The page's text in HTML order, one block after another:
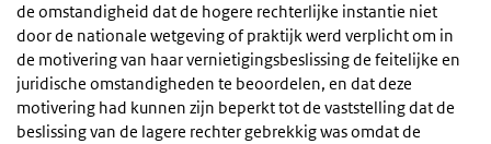
de omstandigheid dat de hogere rechterlijke instantie niet
door de nationale wetgeving of praktijk werd verplicht om in
de motivering van haar vernietigingsbeslissing de feitelijke en
juridische omstandigheden te beoordelen, en dat deze
motivering had kunnen zijn beperkt tot de vaststelling dat de
beslissing van de lagere rechter gebrekkig was omdat de